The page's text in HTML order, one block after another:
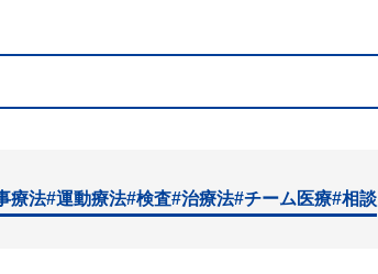
療法#運動療法#検査#治療法#チーム医療#相談